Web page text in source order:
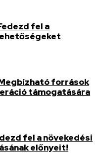
fel a
források
támogatására
fel a növekedési
előnyeit!